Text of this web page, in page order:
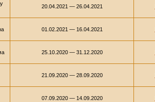
20.04.2021 — 26.04.2021
01.02.2021 — 16.04.2021
25.10.2020 — 31.12.2020
21.09.2020 — 28.09.2020
07.09.2020 — 14.09.2020